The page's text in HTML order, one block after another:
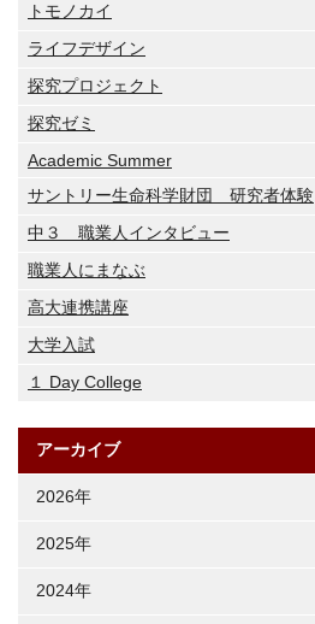
トモノカイ
ライフデザイン
探究プロジェクト
探究ゼミ
Academic Summer
サントリー生命科学財団 研究者体験
中３ 職業人インタビュー
職業人にまなぶ
高大連携講座
大学入試
１ Day College
アーカイブ
2026年
2025年
2024年